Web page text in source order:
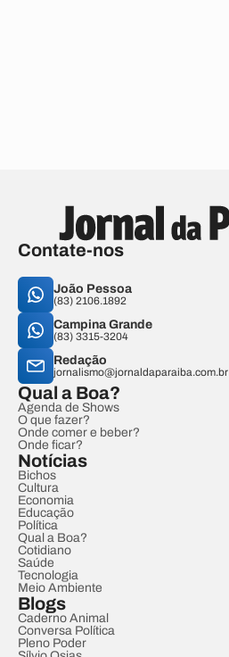
Contate-nos
João Pessoa
(83) 2106.1892
Campina Grande
(83) 3315-3204
Redação
jornalismo@jornaldaparaiba.com.br
Qual a Boa?
Agenda de Shows
O que fazer?
Onde comer e beber?
Onde ficar?
Notícias
Bichos
Cultura
Economia
Educação
Política
Qual a Boa?
Cotidiano
Saúde
Tecnologia
Meio Ambiente
Blogs
Caderno Animal
Conversa Política
Pleno Poder